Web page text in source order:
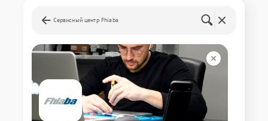
Сервисный центр Fhiaba